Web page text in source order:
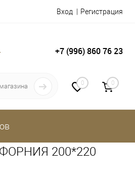
Вход Регистрация
+7 (996) 860 76 23
0 0
200*220